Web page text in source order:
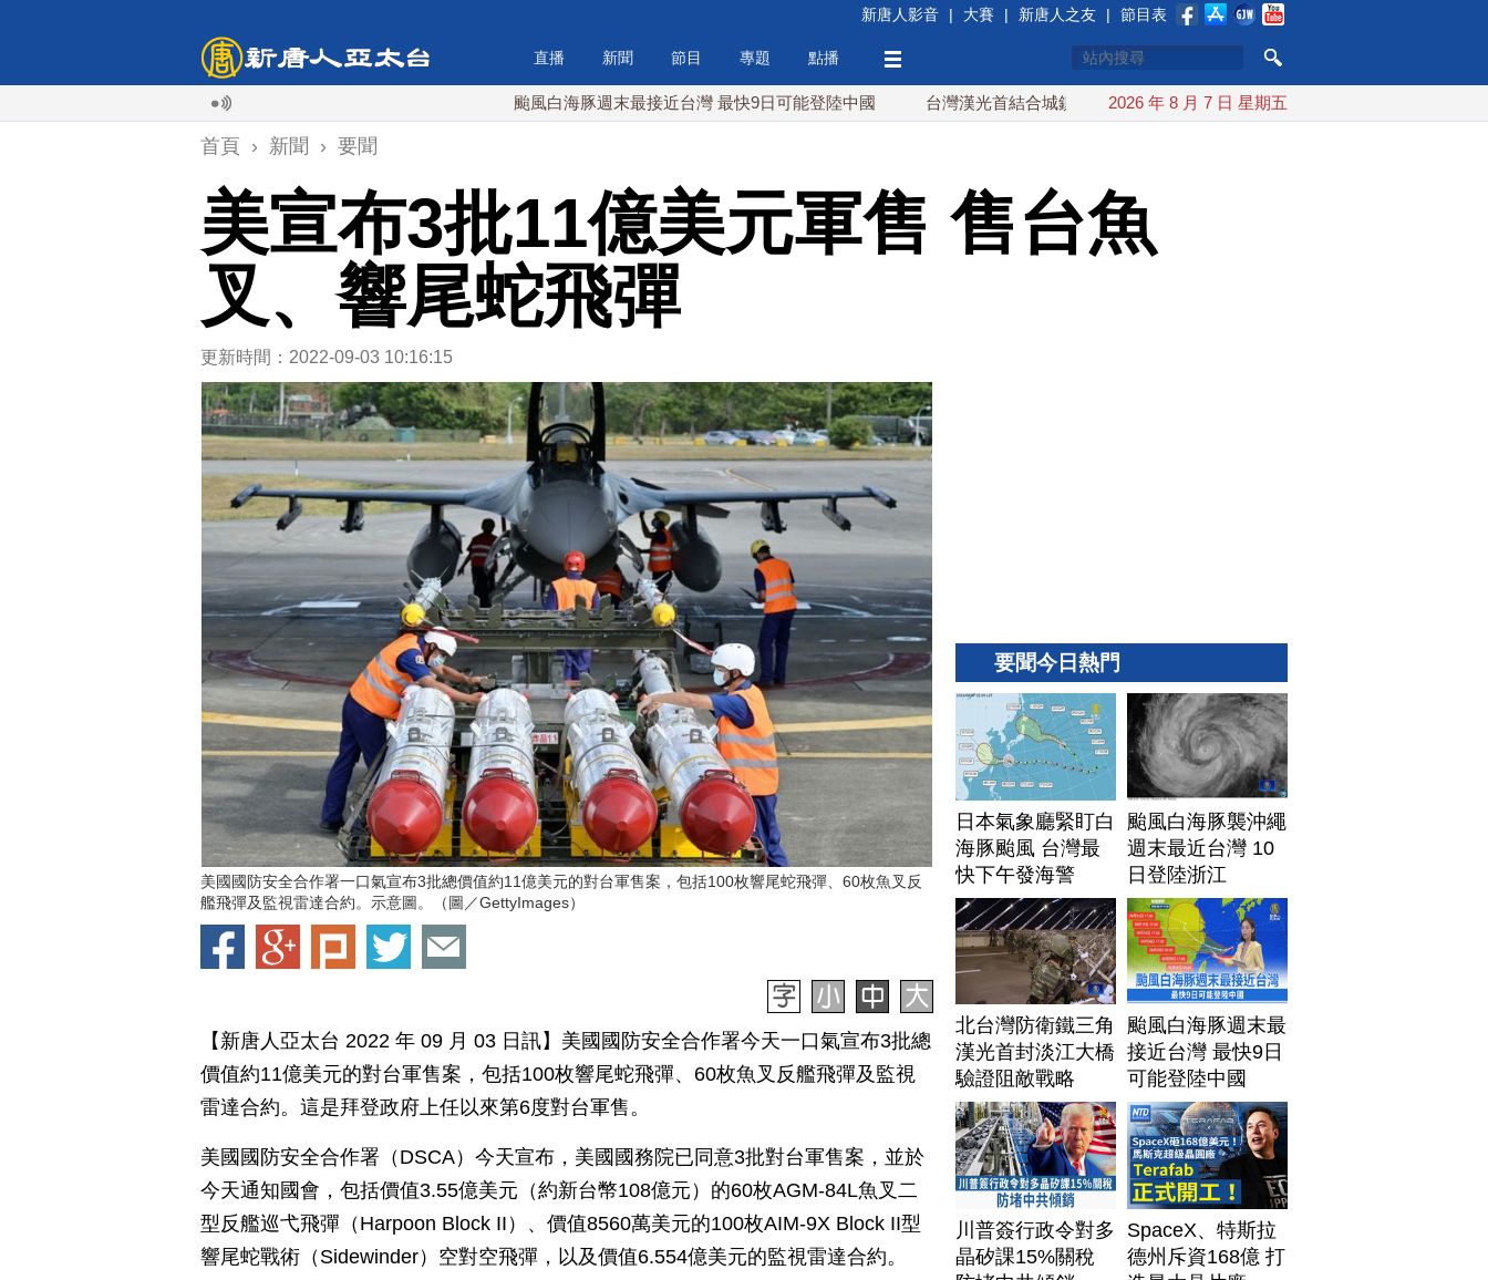
新唐人影音 | 大賽 | 新唐人之友 | 節目表
直播 新聞 節目 專題 點播
颱風白海豚週末最接近台灣 最快9日可能登陸中國 台灣漢光首結合城鎮演習 AIT連續發文讚「韌性台灣」
2026 年 8 月 7 日 星期五
首頁 › 新聞 › 要聞
美宣布3批11億美元軍售 售台魚
叉、響尾蛇飛彈
更新時間：2022-09-03 10:16:15
美國國防安全合作署一口氣宣布3批總價值約11億美元的對台軍售案，包括100枚響尾蛇飛彈、60枚魚叉反
艦飛彈及監視雷達合約。示意圖。（圖／GettyImages）
【新唐人亞太台 2022 年 09 月 03 日訊】美國國防安全合作署今天一口氣宣布3批總
價值約11億美元的對台軍售案，包括100枚響尾蛇飛彈、60枚魚叉反艦飛彈及監視
雷達合約。這是拜登政府上任以來第6度對台軍售。
美國國防安全合作署（DSCA）今天宣布，美國國務院已同意3批對台軍售案，並於
今天通知國會，包括價值3.55億美元（約新台幣108億元）的60枚AGM-84L魚叉二
型反艦巡弋飛彈（Harpoon Block II）、價值8560萬美元的100枚AIM-9X Block II型
響尾蛇戰術（Sidewinder）空對空飛彈，以及價值6.554億美元的監視雷達合約。
要聞今日熱門
日本氣象廳緊盯白
海豚颱風 台灣最
快下午發海警
颱風白海豚襲沖繩
週末最近台灣 10
日登陸浙江
北台灣防衛鐵三角
漢光首封淡江大橋
驗證阻敵戰略
颱風白海豚週末最
接近台灣 最快9日
可能登陸中國
川普簽行政令對多
晶矽課15%關稅
SpaceX、特斯拉
德州斥資168億 打